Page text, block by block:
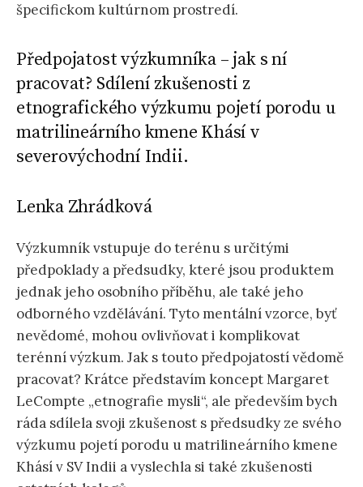
špecifickom kultúrnom prostredí.
Předpojatost výzkumníka – jak s ní
pracovat? Sdílení zkušenosti z
etnografického výzkumu pojetí porodu u
matrilineárního kmene Khásí v
severovýchodní Indii.
Lenka Zhrádková
Výzkumník vstupuje do terénu s určitými
předpoklady a předsudky, které jsou produktem
jednak jeho osobního příběhu, ale také jeho
odborného vzdělávání. Tyto mentální vzorce, byť
nevědomé, mohou ovlivňovat i komplikovat
terénní výzkum. Jak s touto předpojatostí vědomě
pracovat? Krátce představím koncept Margaret
LeCompte „etnografie mysli“, ale především bych
ráda sdílela svoji zkušenost s předsudky ze svého
výzkumu pojetí porodu u matrilineárního kmene
Khásí v SV Indii a vyslechla si také zkušenosti